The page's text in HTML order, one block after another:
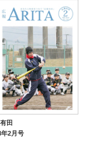
田
年2月号